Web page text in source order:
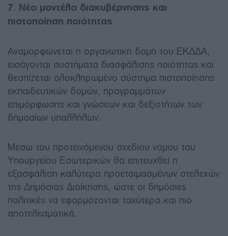
7. Νέο μοντέλο διακυβέρνησης και
πιστοποίηση ποιότητας
Αναμορφώνεται η οργανωτική δομή του ΕΚΔΔΑ,
εισάγονται συστήματα διασφάλισης ποιότητας και
θεσπίζεται ολοκληρωμένο σύστημα πιστοποίησης
εκπαιδευτικών δομών, προγραμμάτων
επιμόρφωσης και γνώσεων και δεξιοτήτων των
δημοσίων υπαλλήλων.
Μέσω του προτεινόμενου σχεδίου νόμου του
Υπουργείου Εσωτερικών θα επιτευχθεί η
εξασφάλιση καλύτερα προετοιμασμένων στελεχών
της Δημόσιας Διοίκησης, ώστε οι δημόσιες
πολιτικές να εφαρμόζονται ταχύτερα και πιο
αποτελεσματικά.